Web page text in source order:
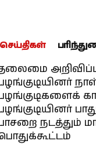
நடத்தும்